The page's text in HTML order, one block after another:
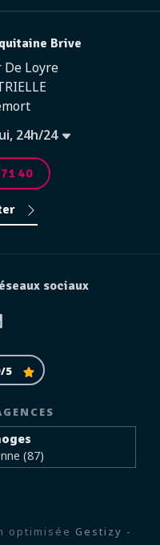
Brive
De Loyre
24h/24
40
sociaux
5
(87)
optimisée Gestizy -